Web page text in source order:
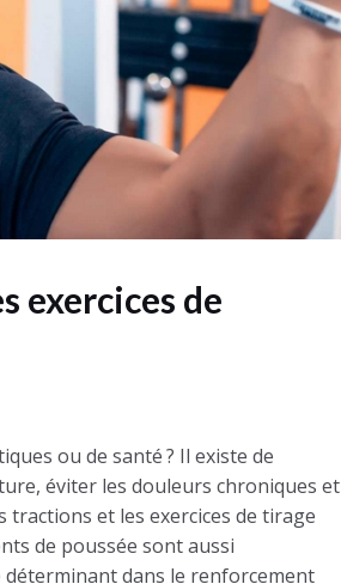
exercices de
ou de santé ? Il existe de
éviter les douleurs chroniques et
tractions et les exercices de tirage
de poussée sont aussi
dans le renforcement